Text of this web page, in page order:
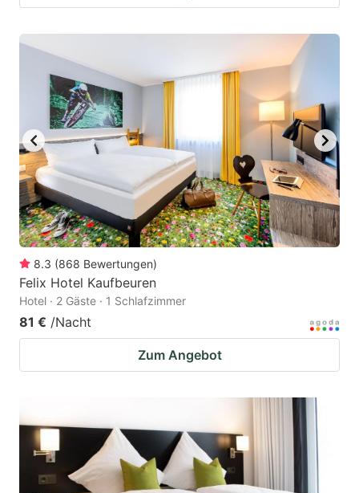
8.3 (868 Bewertungen)
Felix Hotel Kaufbeuren
Hotel · 2 Gäste · 1 Schlafzimmer
81 € /Nacht
Zum Angebot